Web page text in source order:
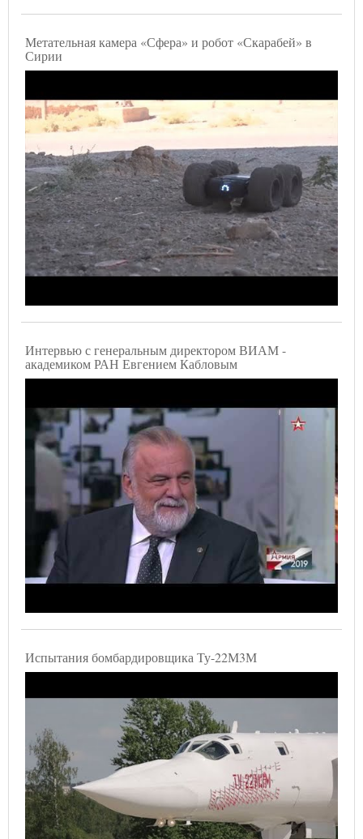
Метательная камера «Сфера» и робот «Скарабей» в
Сирии
Интервью с генеральным директором ВИАМ -
академиком РАН Евгением Кабловым
Испытания бомбардировщика Ту-22М3М